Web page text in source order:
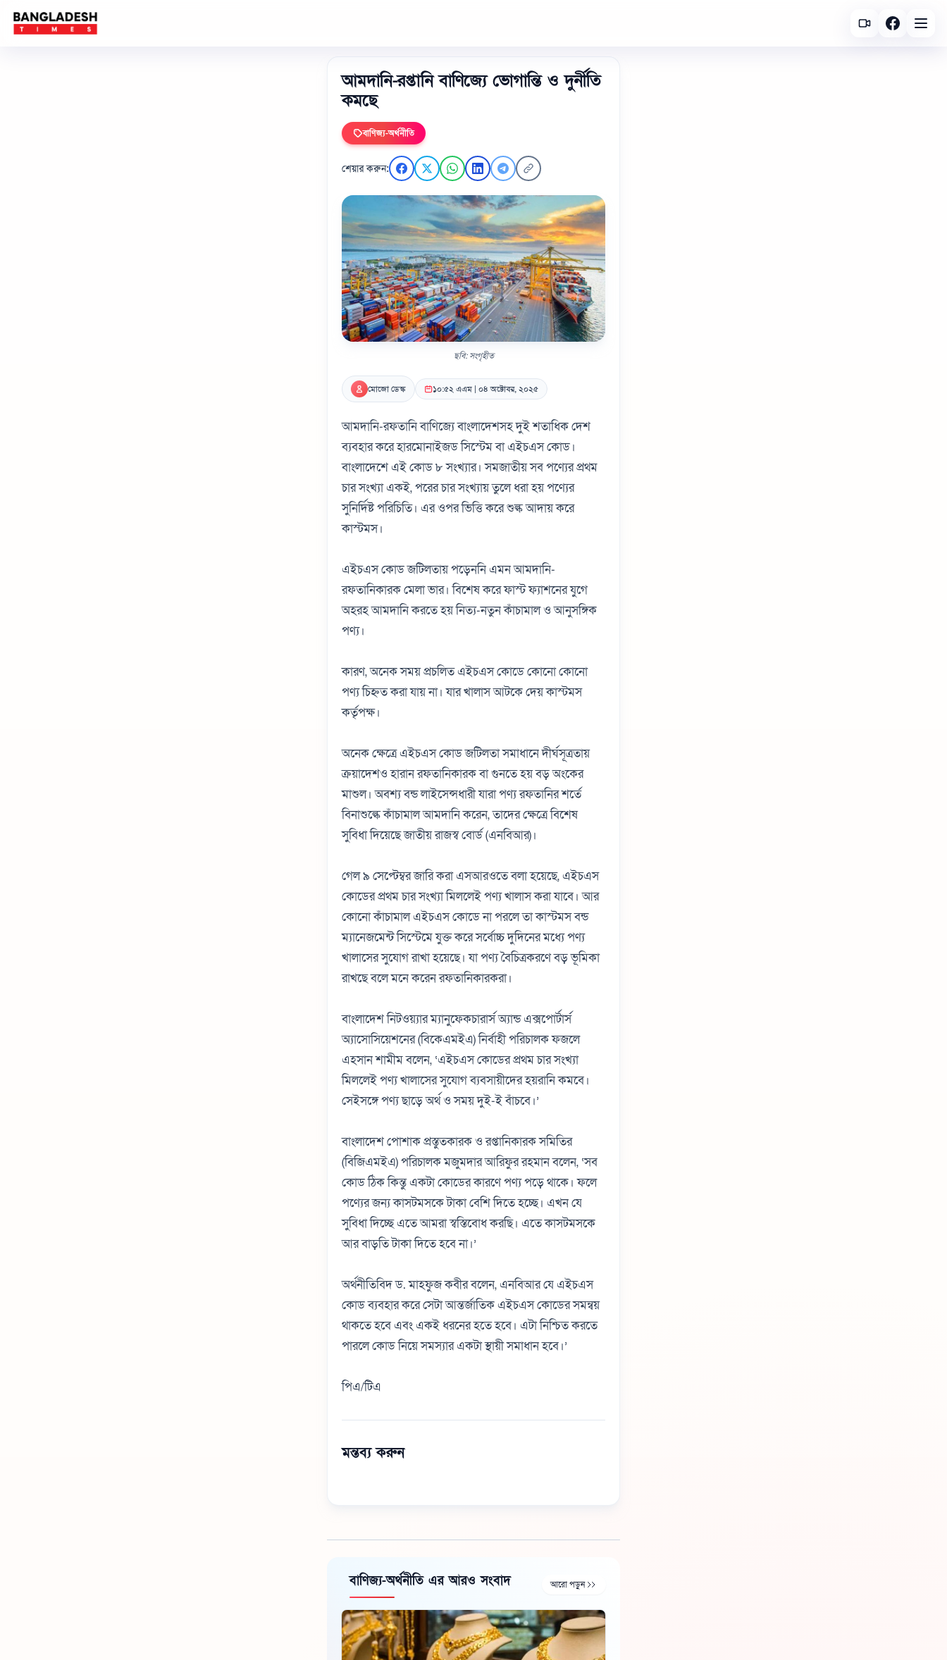
আমদানি-রপ্তানি বাণিজ্যে ভোগান্তি ও দুর্নীতি
কমছে
বাণিজ্য-অর্থনীতি
শেয়ার করুন:
ছবি: সংগৃহীত
মোজো ডেস্ক ১০:৫২ এএম | ০৪ অক্টোবর, ২০২৫
আমদানি-রফতানি বাণিজ্যে বাংলাদেশসহ দুই শতাধিক দেশ
ব্যবহার করে হারমোনাইজড সিস্টেম বা এইচএস কোড।
বাংলাদেশে এই কোড ৮ সংখ্যার। সমজাতীয় সব পণ্যের প্রথম
চার সংখ্যা একই, পরের চার সংখ্যায় তুলে ধরা হয় পণ্যের
সুনির্দিষ্ট পরিচিতি। এর ওপর ভিত্তি করে শুল্ক আদায় করে
কাস্টমস।
এইচএস কোড জটিলতায় পড়েননি এমন আমদানি-
রফতানিকারক মেলা ভার। বিশেষ করে ফাস্ট ফ্যাশনের যুগে
অহরহ আমদানি করতে হয় নিত্য-নতুন কাঁচামাল ও আনুসঙ্গিক
পণ্য।
কারণ, অনেক সময় প্রচলিত এইচএস কোডে কোনো কোনো
পণ্য চিহ্নত করা যায় না। যার খালাস আটকে দেয় কাস্টমস
কর্তৃপক্ষ।
অনেক ক্ষেত্রে এইচএস কোড জটিলতা সমাধানে দীর্ঘসূত্রতায়
ক্রয়াদেশও হারান রফতানিকারক বা গুনতে হয় বড় অংকের
মাশুল। অবশ্য বন্ড লাইসেন্সধারী যারা পণ্য রফতানির শর্তে
বিনাশুল্কে কাঁচামাল আমদানি করেন, তাদের ক্ষেত্রে বিশেষ
সুবিধা দিয়েছে জাতীয় রাজস্ব বোর্ড (এনবিআর)।
গেল ৯ সেপ্টেম্বর জারি করা এসআরওতে বলা হয়েছে, এইচএস
কোডের প্রথম চার সংখ্যা মিললেই পণ্য খালাস করা যাবে। আর
কোনো কাঁচামাল এইচএস কোডে না পরলে তা কাস্টমস বন্ড
ম্যানেজমেন্ট সিস্টেমে যুক্ত করে সর্বোচ্চ দুদিনের মধ্যে পণ্য
খালাসের সুযোগ রাখা হয়েছে। যা পণ্য বৈচিত্রকরণে বড় ভূমিকা
রাখছে বলে মনে করেন রফতানিকারকরা।
বাংলাদেশ নিটওয়্যার ম্যানুফেকচারার্স অ্যান্ড এক্সপোর্টার্স
অ্যাসোসিয়েশনের (বিকেএমইএ) নির্বাহী পরিচালক ফজলে
এহসান শামীম বলেন, ‘এইচএস কোডের প্রথম চার সংখ্যা
মিললেই পণ্য খালাসের সুযোগ ব্যবসায়ীদের হয়রানি কমবে।
সেইসঙ্গে পণ্য ছাড়ে অর্থ ও সময় দুই-ই বাঁচবে।’
বাংলাদেশ পোশাক প্রস্তুতকারক ও রপ্তানিকারক সমিতির
(বিজিএমইএ) পরিচালক মজুমদার আরিফুর রহমান বলেন, ‘সব
কোড ঠিক কিন্তু একটা কোডের কারণে পণ্য পড়ে থাকে। ফলে
পণ্যের জন্য কাসটমসকে টাকা বেশি দিতে হচ্ছে। এখন যে
সুবিধা দিচ্ছে এতে আমরা স্বস্তিবোধ করছি। এতে কাসটমসকে
আর বাড়তি টাকা দিতে হবে না।’
অর্থনীতিবিদ ড. মাহফুজ কবীর বলেন, এনবিআর যে এইচএস
কোড ব্যবহার করে সেটা আন্তর্জাতিক এইচএস কোডের সমন্বয়
থাকতে হবে এবং একই ধরনের হতে হবে। এটা নিশ্চিত করতে
পারলে কোড নিয়ে সমস্যার একটা স্থায়ী সমাধান হবে।’
পিএ/টিএ
মন্তব্য করুন
বাণিজ্য-অর্থনীতি এর আরও সংবাদ আরো পড়ুন